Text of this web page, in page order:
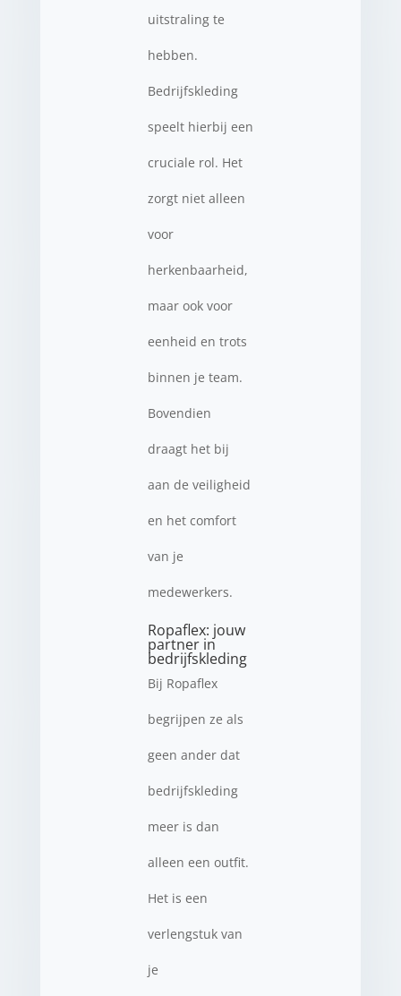
uitstraling te
hebben.
Bedrijfskleding
speelt hierbij een
cruciale rol. Het
zorgt niet alleen
voor
herkenbaarheid,
maar ook voor
eenheid en trots
binnen je team.
Bovendien
draagt het bij
aan de veiligheid
en het comfort
van je
medewerkers.
Ropaflex: jouw
partner in
bedrijfskleding
Bij Ropaflex
begrijpen ze als
geen ander dat
bedrijfskleding
meer is dan
alleen een outfit.
Het is een
verlengstuk van
je